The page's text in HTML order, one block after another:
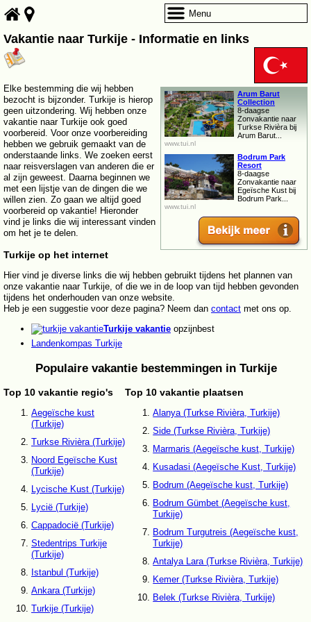
Vakantie naar Turkije - Informatie en links
Arum Barut
Collection
8-daagse
Zonvakantie naar
Turkse Rivièra bij
Arum Barut...
www.tui.nl
Bodrum Park
Resort
8-daagse
Zonvakantie naar
Egeïsche Kust bij
Bodrum Park...
www.tui.nl
Elke bestemming die wij hebben
bezocht is bijzonder. Turkije is hierop
geen uitzondering. Wij hebben onze
vakantie naar Turkije ook goed
voorbereid. Voor onze voorbereiding
hebben we gebruik gemaakt van de
onderstaande links. We zoeken eerst
naar reisverslagen van anderen die er
al zijn geweest. Daarna beginnen we
met een lijstje van de dingen die we
willen zien. Zo gaan we altijd goed
voorbereid op vakantie! Hieronder
vind je links die wij interessant vinden
om het je te delen.
Turkije op het internet
Hier vind je diverse links die wij hebben gebruikt tijdens het plannen van
onze vakantie naar Turkije, of die we in de loop van tijd hebben gevonden
tijdens het onderhouden van onze website.
Heb je een suggestie voor deze pagina? Neem dan contact met ons op.
Turkije vakantie opzijnbest
Landenkompas Turkije
Populaire vakantie bestemmingen in Turkije
Top 10 vakantie regio's
Aegeïsche kust
(Turkije)
Turkse Rivièra (Turkije)
Noord Egeïsche Kust
(Turkije)
Lycische Kust (Turkije)
Lycië (Turkije)
Cappadocië (Turkije)
Stedentrips Turkije
(Turkije)
Istanbul (Turkije)
Ankara (Turkije)
Turkije (Turkije)
Top 10 vakantie plaatsen
Alanya (Turkse Rivièra, Turkije)
Side (Turkse Rivièra, Turkije)
Marmaris (Aegeïsche kust, Turkije)
Kusadasi (Aegeïsche Kust, Turkije)
Bodrum (Aegeïsche kust, Turkije)
Bodrum Gümbet (Aegeïsche kust,
Turkije)
Bodrum Turgutreis (Aegeïsche kust,
Turkije)
Antalya Lara (Turkse Rivièra, Turkije)
Kemer (Turkse Rivièra, Turkije)
Belek (Turkse Rivièra, Turkije)
Menu